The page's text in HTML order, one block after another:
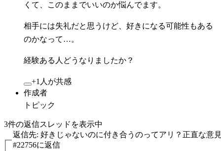
くて、このままでいいのか悩んでます。
相手には失礼だと思うけど、好きになる可能性もある
のかなって…。
経験ある人どうなりましたか？
+1人が共感
作成者
トピック
3件の返信スレッドを表示中
返信先: 好きじゃないのに付き合うのってアリ？正直な意
#22756に返信